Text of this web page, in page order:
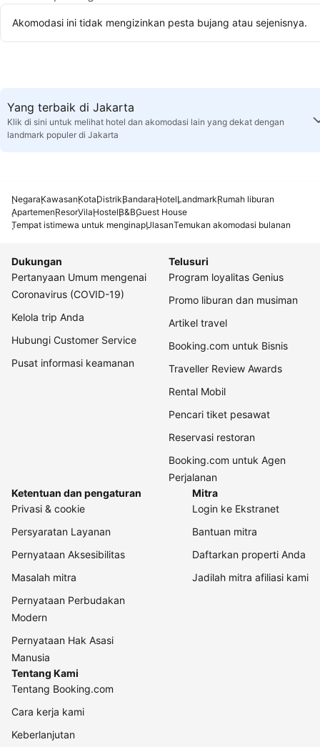
Akomodasi ini tidak mengizinkan pesta bujang atau sejenisnya.
Yang terbaik di Jakarta
Klik di sini untuk melihat hotel dan akomodasi lain yang dekat dengan
landmark populer di Jakarta
NegaraKawasanKotaDistrikBandaraHotelLandmarkRumah liburan
ApartemenResorVilaHostelB&BGuest House
Tempat istimewa untuk menginapUlasanTemukan akomodasi bulanan
Dukungan
Pertanyaan Umum mengenai
Coronavirus (COVID-19)
Kelola trip Anda
Hubungi Customer Service
Pusat informasi keamanan
Telusuri
Program loyalitas Genius
Promo liburan dan musiman
Artikel travel
Booking.com untuk Bisnis
Traveller Review Awards
Rental Mobil
Pencari tiket pesawat
Reservasi restoran
Booking.com untuk Agen
Perjalanan
Ketentuan dan pengaturan
Privasi & cookie
Persyaratan Layanan
Pernyataan Aksesibilitas
Masalah mitra
Pernyataan Perbudakan
Modern
Pernyataan Hak Asasi
Manusia
Mitra
Login ke Ekstranet
Bantuan mitra
Daftarkan properti Anda
Jadilah mitra afiliasi kami
Tentang Kami
Tentang Booking.com
Cara kerja kami
Keberlanjutan